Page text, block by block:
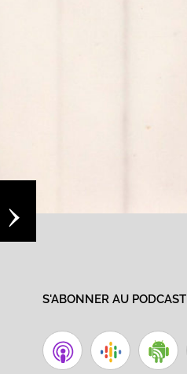
›
S'ABONNER AU PODCAST